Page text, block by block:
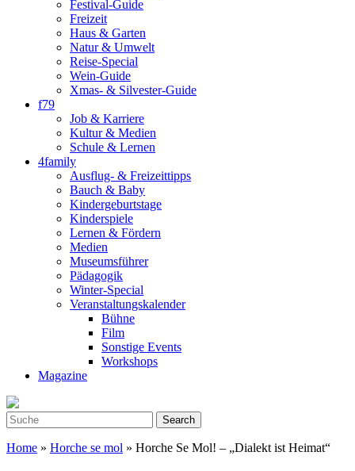
Festival-Guide
Freizeit
Haus & Garten
Natur & Umwelt
Reise-Special
Wein-Guide
Xmas- & Silvester-Guide
f79
Job & Karriere
Kultur & Medien
Schule & Lernen
4family
Ausflug- & Freizeittipps
Bauch & Baby
Kindergeburtstage
Kinderspiele
Lernen & Fördern
Medien
Museumsführer
Pädagogik
Winter-Special
Veranstaltungskalender
Bühne
Film
Sonstige Events
Workshops
Magazine
Home » Horche se mol » Horche Se Mol! – „Dialekt ist Heimat“